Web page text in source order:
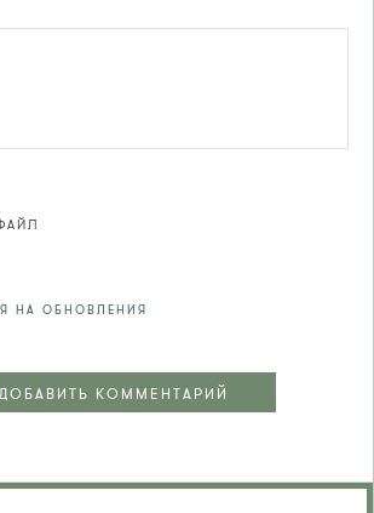
НА ОБНОВЛЕНИЯ
КОММЕНТАРИЙ